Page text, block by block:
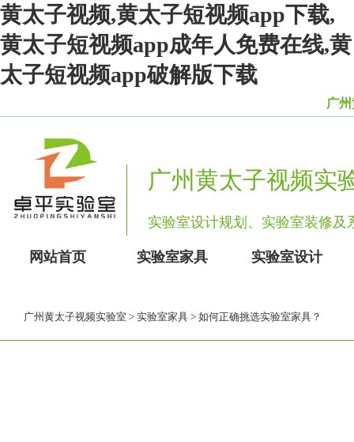
黄太子视频,黄太子短视频app下载,
黄太子短视频app成年人免费在线,黄
太子短视频app破解版下载
广州
广州黄太子视频实
实验室设计规划、实验室装修
网站首页 实验室家具 实验室设计
广州黄太子视频实验室 > 实验室家具 > 如何正确挑选实验室家具？